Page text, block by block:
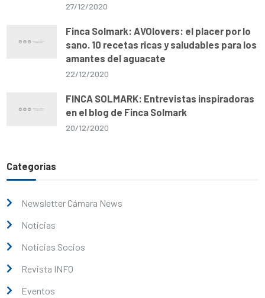
27/12/2020
Finca Solmark: AVOlovers: el placer por lo
sano. 10 recetas ricas y saludables para los
amantes del aguacate
22/12/2020
FINCA SOLMARK: Entrevistas inspiradoras
en el blog de Finca Solmark
20/12/2020
Categorías
Newsletter Cámara News
Noticias
Noticias Socios
Revista INFO
Eventos